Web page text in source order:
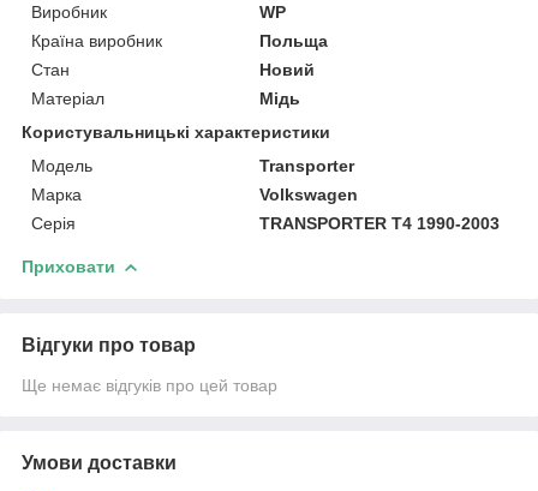
Виробник
WP
Країна виробник
Польща
Стан
Новий
Матеріал
Мідь
Користувальницькі характеристики
Модель
Transporter
Марка
Volkswagen
Серія
TRANSPORTER T4 1990-2003
Приховати
Відгуки про товар
Ще немає відгуків про цей товар
Умови доставки